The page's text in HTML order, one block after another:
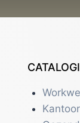
CATALOGI